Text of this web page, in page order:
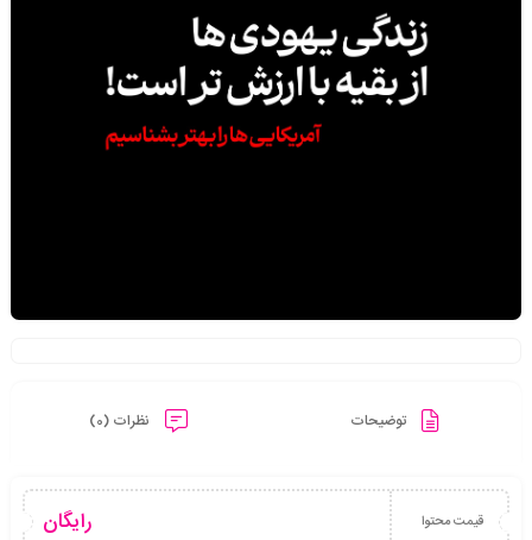
توضیحات نظرات (0)
قیمت محتوا رایگان